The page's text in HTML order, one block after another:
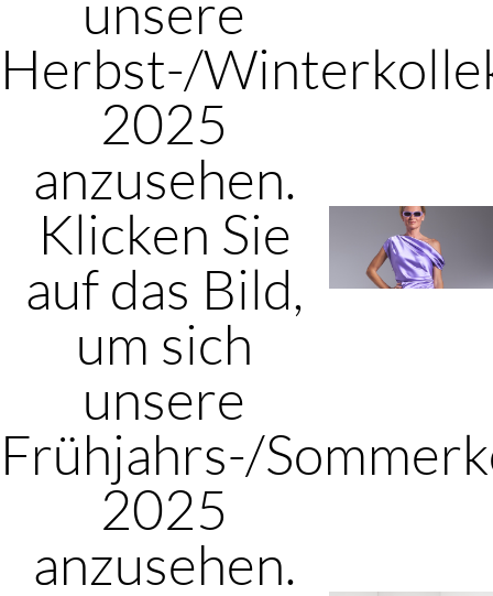
Herbst-/
2025
anzusehen.
Klicken Sie
auf das Bild,
um sich
unsere
Frühjahrs-/
2025
anzusehen.